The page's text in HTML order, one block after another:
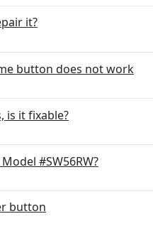
it?
button does not work
is it fixable?
#SW56RW?
button